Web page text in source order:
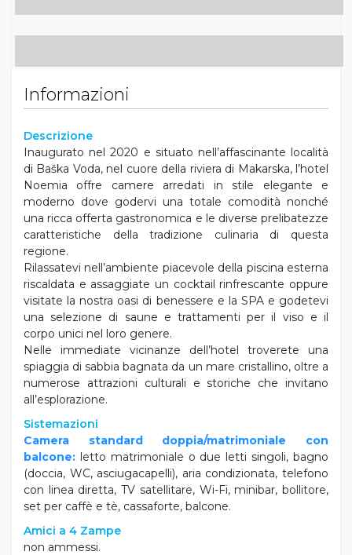
Informazioni
Descrizione
Inaugurato nel 2020 e situato nell’affascinante località
di Baška Voda, nel cuore della riviera di Makarska, l’hotel
Noemia offre camere arredati in stile elegante e
moderno dove godervi una totale comodità nonché
una ricca offerta gastronomica e le diverse prelibatezze
caratteristiche della tradizione culinaria di questa
regione.
Rilassatevi nell’ambiente piacevole della piscina esterna
riscaldata e assaggiate un cocktail rinfrescante oppure
visitate la nostra oasi di benessere e la SPA e godetevi
una selezione di saune e trattamenti per il viso e il
corpo unici nel loro genere.
Nelle immediate vicinanze dell’hotel troverete una
spiaggia di sabbia bagnata da un mare cristallino, oltre a
numerose attrazioni culturali e storiche che invitano
all’esplorazione.
Sistemazioni
Camera standard doppia/matrimoniale con
balcone: letto matrimoniale o due letti singoli, bagno
(doccia, WC, asciugacapelli), aria condizionata, telefono
con linea diretta, TV satellitare, Wi-Fi, minibar, bollitore,
set per caffè e tè, cassaforte, balcone.
Amici a 4 Zampe
non ammessi.